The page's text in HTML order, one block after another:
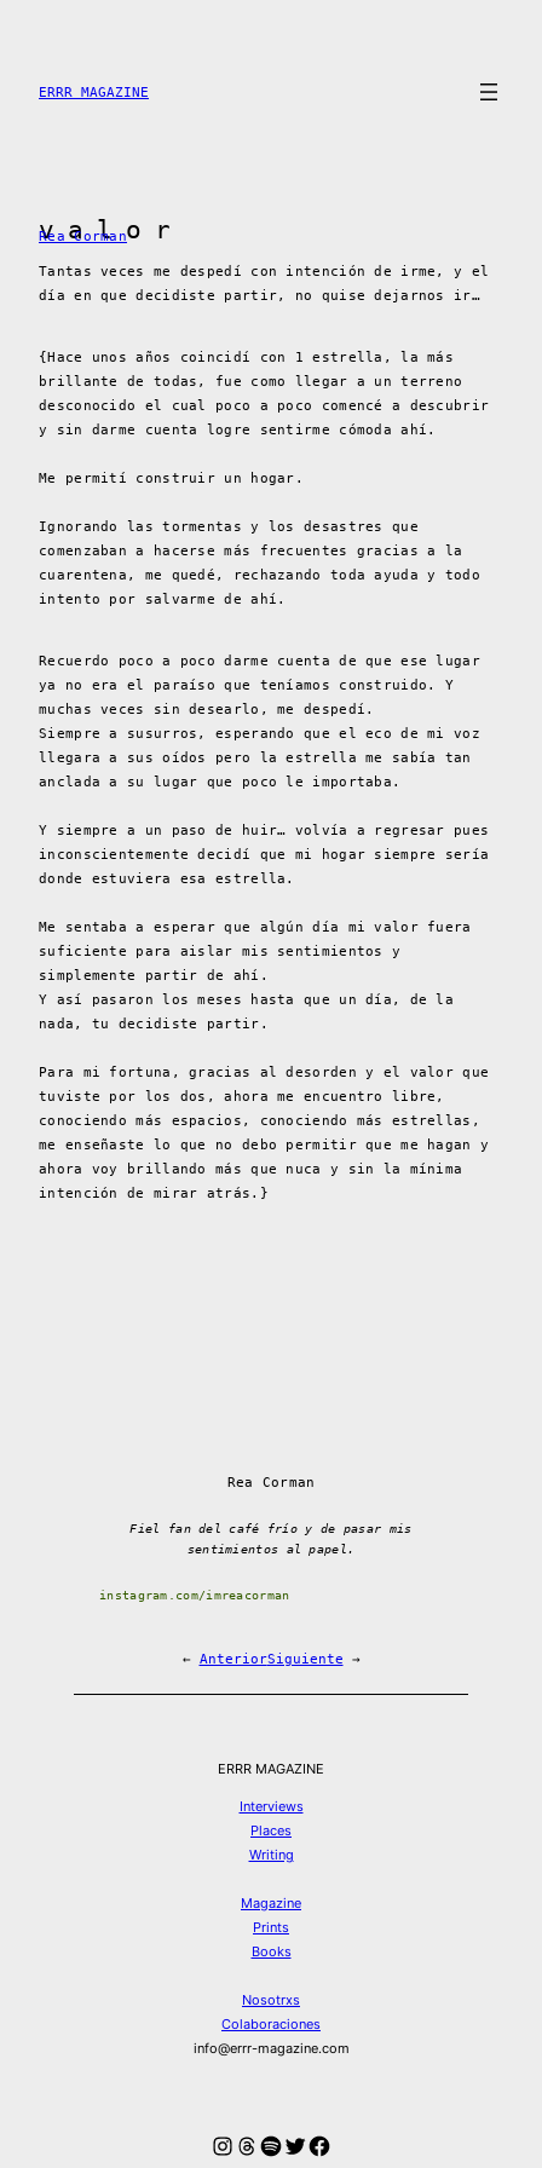
contenido
ERRR MAGAZINE
v a l o r
Rea Corman
Tantas veces me despedí con intención de irme, y el
día en que decidiste partir, no quise dejarnos ir…
{Hace unos años coincidí con 1 estrella, la más
brillante de todas, fue como llegar a un terreno
desconocido el cual poco a poco comencé a descubrir
y sin darme cuenta logre sentirme cómoda ahí.
Me permití construir un hogar.
Ignorando las tormentas y los desastres que
comenzaban a hacerse más frecuentes gracias a la
cuarentena, me quedé, rechazando toda ayuda y todo
intento por salvarme de ahí.
Recuerdo poco a poco darme cuenta de que ese lugar
ya no era el paraíso que teníamos construido. Y
muchas veces sin desearlo, me despedí.
Siempre a susurros, esperando que el eco de mi voz
llegara a sus oídos pero la estrella me sabía tan
anclada a su lugar que poco le importaba.
Y siempre a un paso de huir… volvía a regresar pues
inconscientemente decidí que mi hogar siempre sería
donde estuviera esa estrella.
Me sentaba a esperar que algún día mi valor fuera
suficiente para aislar mis sentimientos y
simplemente partir de ahí.
Y así pasaron los meses hasta que un día, de la
nada, tu decidiste partir.
Para mi fortuna, gracias al desorden y el valor que
tuviste por los dos, ahora me encuentro libre,
conociendo más espacios, conociendo más estrellas,
me enseñaste lo que no debo permitir que me hagan y
ahora voy brillando más que nuca y sin la mínima
intención de mirar atrás.}
Rea Corman
Fiel fan del café frío y de pasar mis
sentimientos al papel.
instagram.com/imreacorman
← AnteriorSiguiente →
ERRR MAGAZINE
Interviews
Places
Writing
Magazine
Prints
Books
Nosotrxs
Colaboraciones
info@errr-magazine.com
Instagram
Hilos
Spotify
Twitter
Facebook